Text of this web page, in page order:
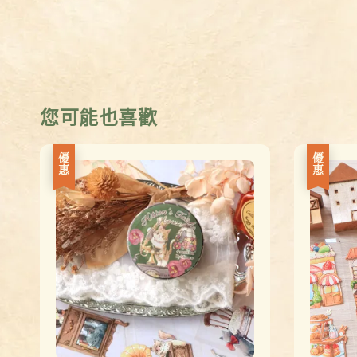
您可能也喜歡
優惠 優惠